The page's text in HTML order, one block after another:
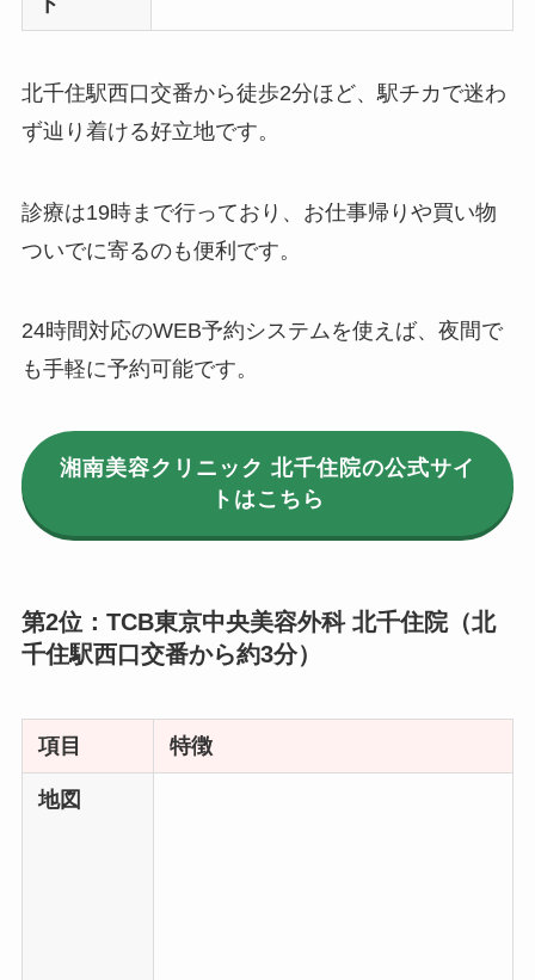
北千住駅西口交番から徒歩2分ほど、駅チカで迷わ
ず辿り着ける好立地です。
診療は19時まで行っており、お仕事帰りや買い物
ついでに寄るのも便利です。
24時間対応のWEB予約システムを使えば、夜間で
も手軽に予約可能です。
湘南美容クリニック 北千住院の公式サイ
トはこちら
第2位：TCB東京中央美容外科 北千住院（北
千住駅西口交番から約3分）
項目 特徴
地図